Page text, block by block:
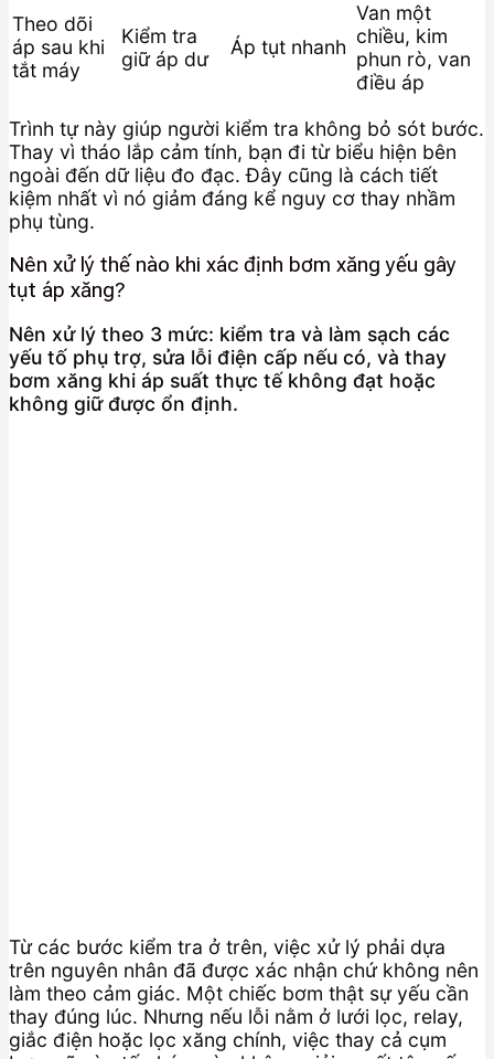
Theo dõi
áp sau khi
tắt máy
Kiểm tra
giữ áp dư
Áp tụt nhanh
Van một
chiều, kim
phun rò, van
điều áp
Trình tự này giúp người kiểm tra không bỏ sót bước.
Thay vì tháo lắp cảm tính, bạn đi từ biểu hiện bên
ngoài đến dữ liệu đo đạc. Đây cũng là cách tiết
kiệm nhất vì nó giảm đáng kể nguy cơ thay nhầm
phụ tùng.
Nên xử lý thế nào khi xác định bơm xăng yếu gây
tụt áp xăng?
Nên xử lý theo 3 mức: kiểm tra và làm sạch các
yếu tố phụ trợ, sửa lỗi điện cấp nếu có, và thay
bơm xăng khi áp suất thực tế không đạt hoặc
không giữ được ổn định.
Từ các bước kiểm tra ở trên, việc xử lý phải dựa
trên nguyên nhân đã được xác nhận chứ không nên
làm theo cảm giác. Một chiếc bơm thật sự yếu cần
thay đúng lúc. Nhưng nếu lỗi nằm ở lưới lọc, relay,
giắc điện hoặc lọc xăng chính, việc thay cả cụm